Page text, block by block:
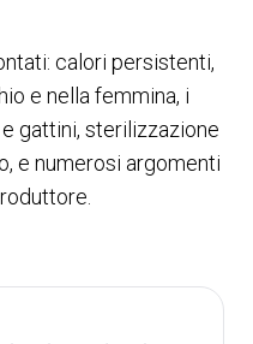
calori persistenti,
e nella femmina, i
gattini, sterilizzazione
e numerosi argomenti